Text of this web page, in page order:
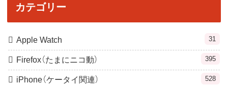
カテゴリー
Apple Watch 31
Firefox（たまにニコ動） 395
iPhone（ケータイ関連） 528